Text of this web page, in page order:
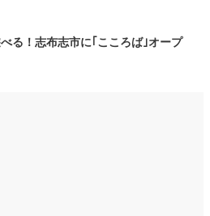
べる！志布志市に｢こころば｣オープ